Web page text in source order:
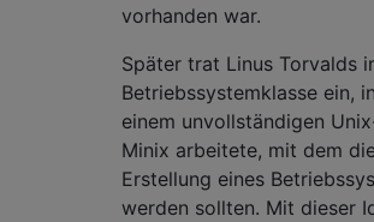
vorhanden war.
Später trat Linus Torvalds
Betriebssystemklasse ein,
einem unvollständigen
Minix arbeitete, mit dem
Erstellung eines
werden sollten. Mit dieser